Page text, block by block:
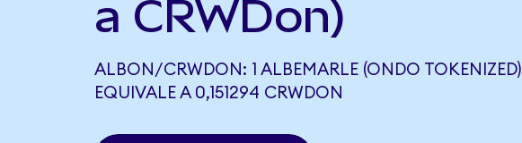
a CRWDon)
ALBON/CRWDON: 1 ALBEMARLE (ONDO TOKENIZED)
EQUIVALE A 0,151294 CRWDON